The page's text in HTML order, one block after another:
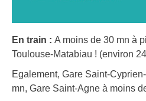
En train : A moins de 30 mn à
Toulouse-Matabiau ! (environ
Egalement, Gare Saint-
mn, Gare Saint-Agne à moins